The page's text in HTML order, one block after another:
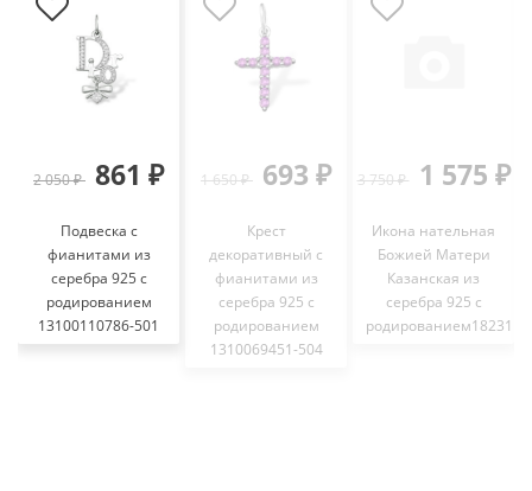
2 050 ₽ 861 ₽
Подвеска с
фианитами из
серебра 925 с
родированием
13100110786-501
1 650 ₽ 693 ₽
Крест
декоративный с
фианитами из
серебра 925 с
родированием
1310069451-504
3 750 ₽ 1 575 ₽
Икона нательная
Божией Матери
Казанская из
серебра 925 с
родированием18231